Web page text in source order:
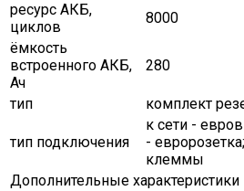
ресурс АКБ,
циклов
8000
ёмкость
встроенного АКБ,
Ач
280
тип комплект
тип подключения
к сети -
-
клеммы
Дополнительные характеристики